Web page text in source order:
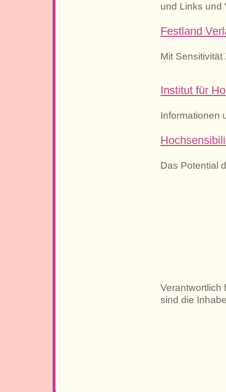
und Links und
Festland
Mit
Institut für
Informationen
Das Potential
Verantwortlich
sind die